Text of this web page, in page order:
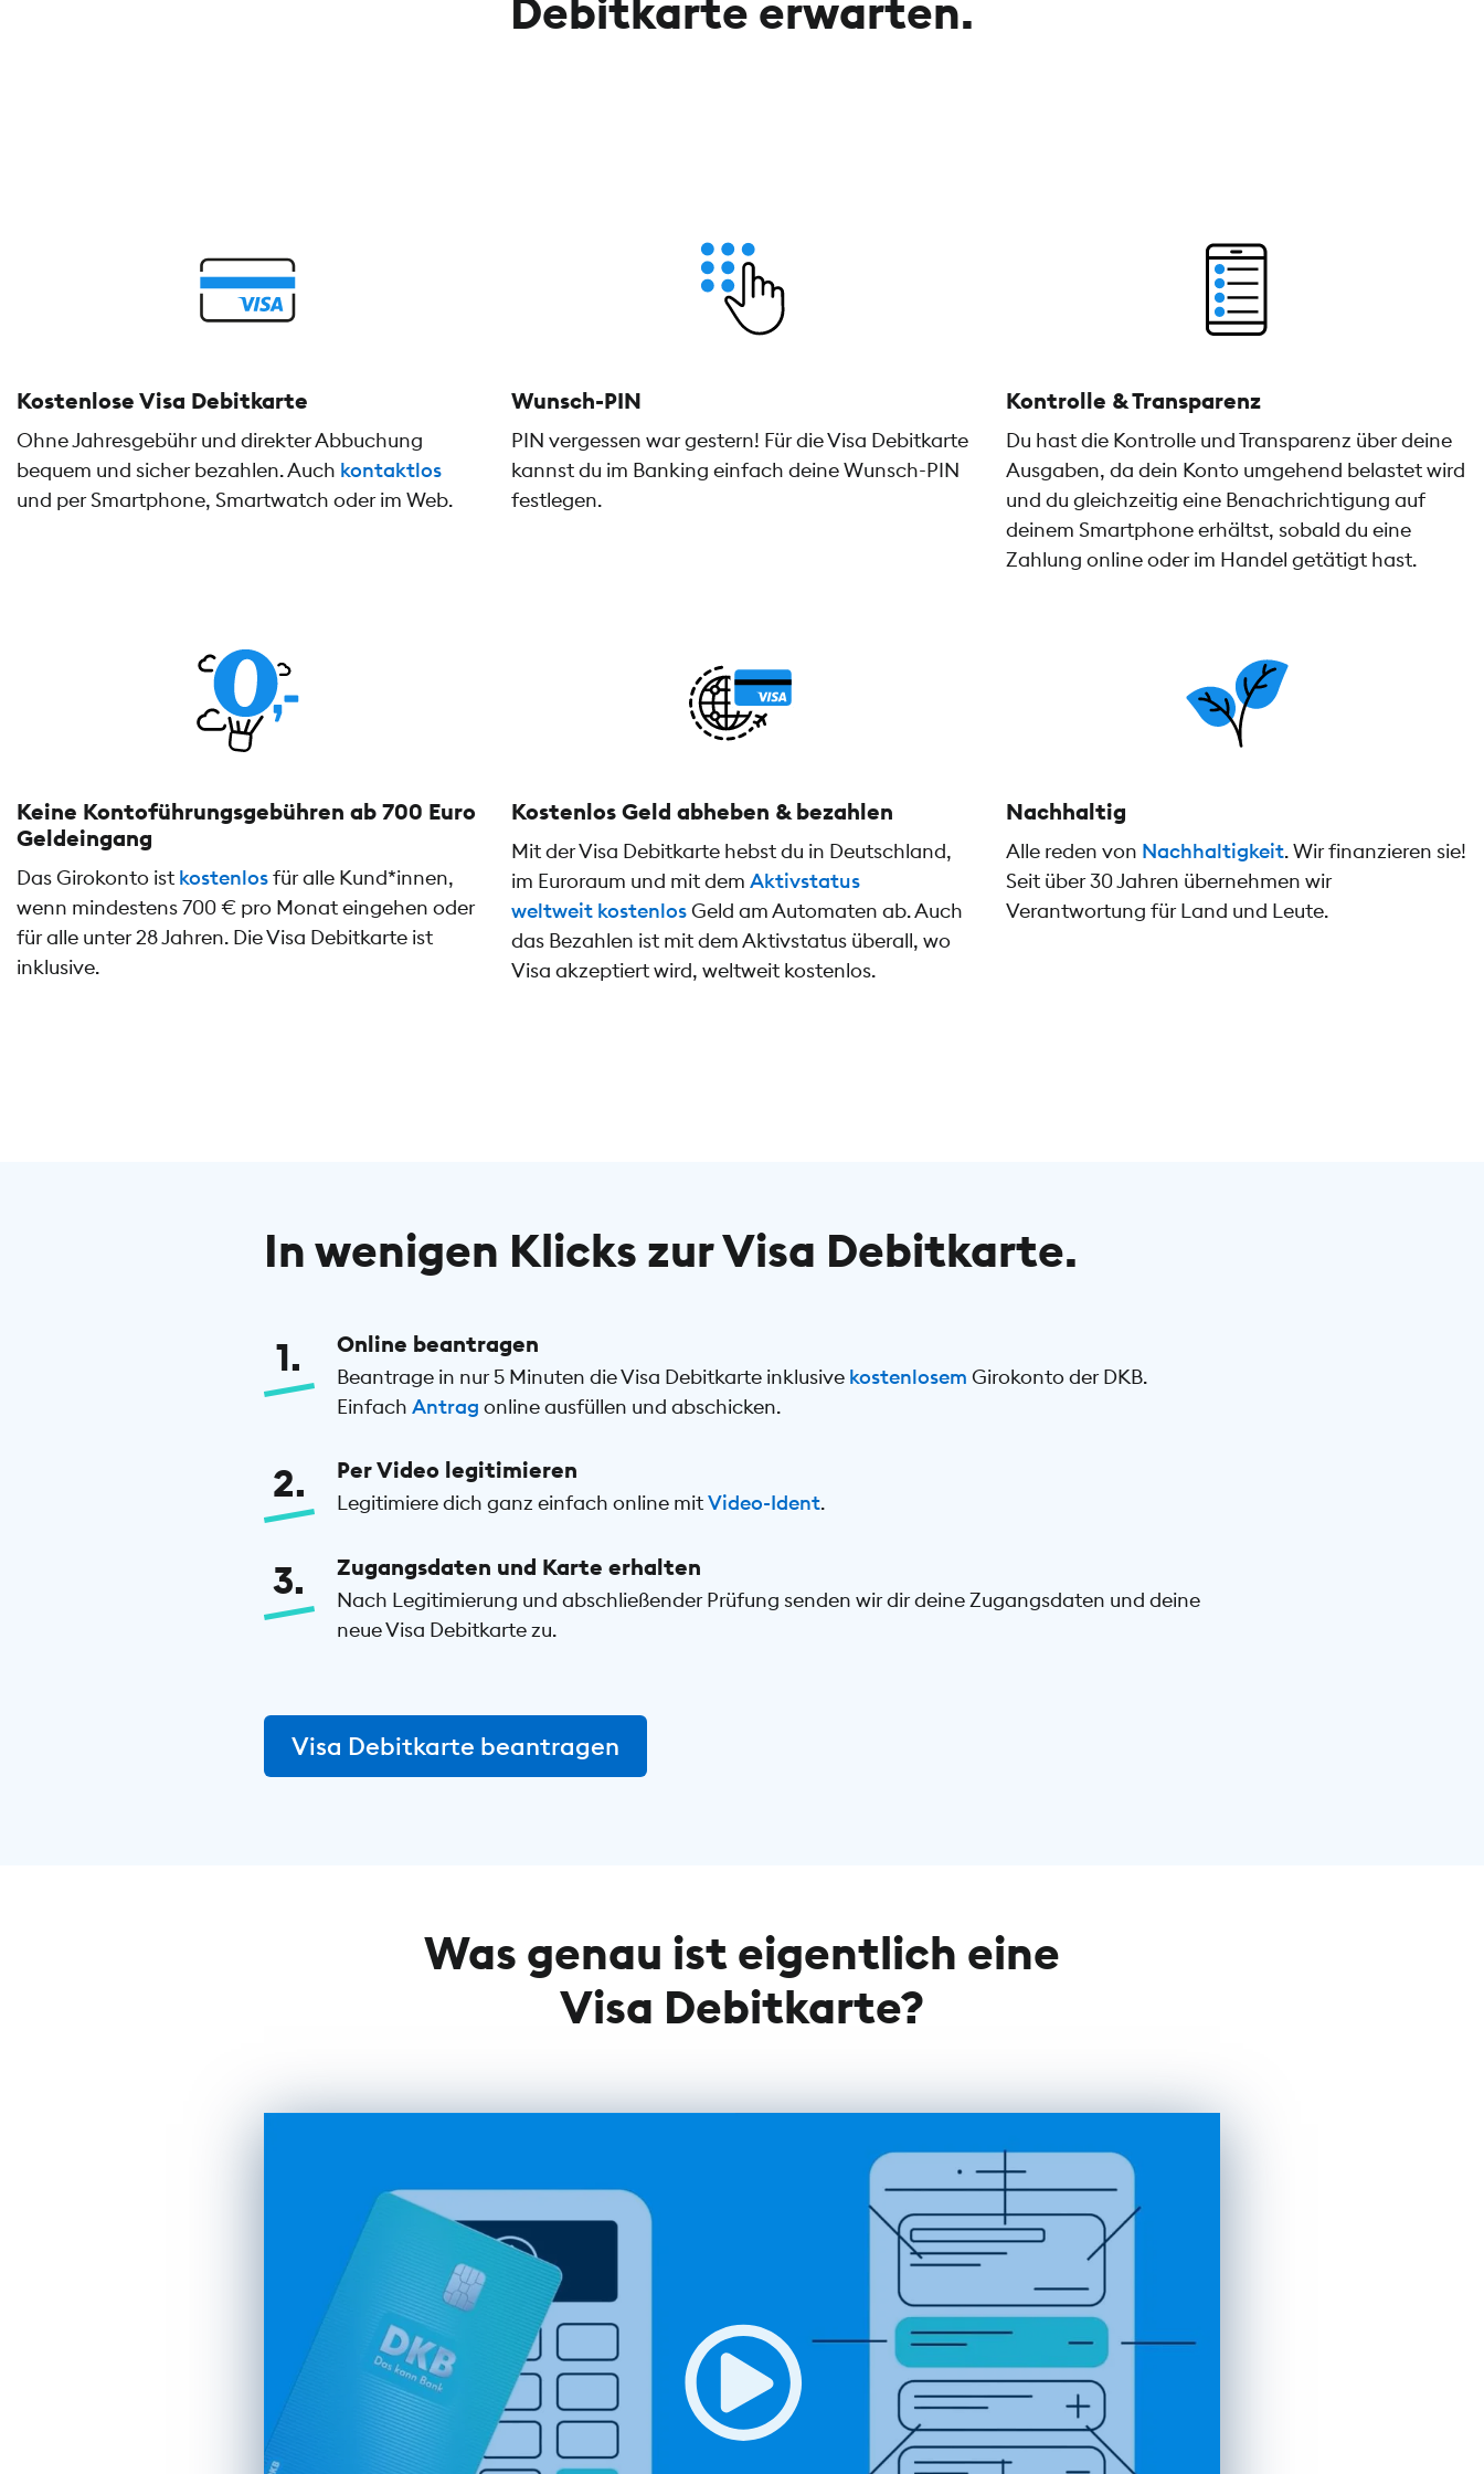
Debitkarte erwarten.
Kostenlose Visa Debitkarte
Ohne Jahresgebühr und direkter Abbuchung
bequem und sicher bezahlen. Auch kontaktlos
und per Smartphone, Smartwatch oder im Web.
Wunsch-PIN
PIN vergessen war gestern! Für die Visa Debitkarte
kannst du im Banking einfach deine Wunsch-PIN
festlegen.
Kontrolle & Transparenz
Du hast die Kontrolle und Transparenz über deine
Ausgaben, da dein Konto umgehend belastet wird
und du gleichzeitig eine Benachrichtigung auf
deinem Smartphone erhältst, sobald du eine
Zahlung online oder im Handel getätigt hast.
Keine Kontoführungs­gebühren ab 700 Euro
Geldeingang
Das Girokonto ist kostenlosfür alle Kund*innen,
wenn mindestens 700 € pro Monat eingehen oder
für alle unter 28 Jahren. Die Visa Debitkarte ist
inklusive.
Kostenlos Geld abheben & bezahlen
Mit der Visa Debitkarte hebst du in Deutschland,
im Euroraum und mit dem Aktivstatus
weltweit kostenlosGeld am Automaten ab. Auch
das Bezahlen ist mit dem Aktivstatus überall, wo
Visa akzeptiert wird, weltweit kostenlos.
Nachhaltig
Alle reden von Nachhaltigkeit. Wir finanzieren sie!
Seit über 30 Jahren übernehmen wir
Verantwortung für Land und Leute.
In wenigen Klicks zur Visa Debitkarte.
1 Online beantragen
Beantrage in nur 5 Minuten die Visa Debitkarte inklusive kostenlosem Girokonto der DKB.
Einfach Antrag online ausfüllen und abschicken.
2 Per Video legitimieren
Legitimiere dich ganz einfach online mitVideo-Ident.
3 Zugangsdaten und Karte erhalten
Nach Legitimierung und abschließender Prüfung senden wir dir deine Zugangsdaten und deine
neue Visa Debitkarte zu.
Visa Debitkarte beantragen
Was genau ist eigentlich eine
Visa Debitkarte?